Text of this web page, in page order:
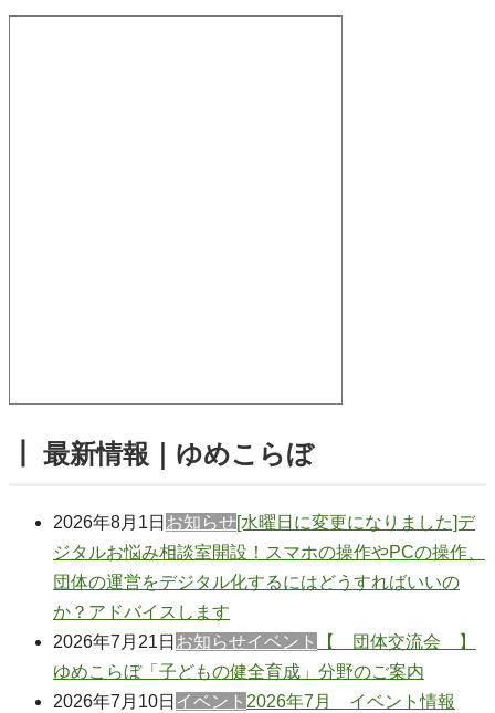
┃ 最新情報｜ゆめこらぼ
2026年8月1日 お知らせ [水曜日に変更になりました]デ
ジタルお悩み相談室開設！スマホの操作やPCの操作、
団体の運営をデジタル化するにはどうすればいいの
か？アドバイスします
2026年7月21日 お知らせイベント
【 団体交流会 】
ゆめこらぼ「子どもの健全育成」分野のご案内
2026年7月10日 イベント 2026年7月 イベント情報